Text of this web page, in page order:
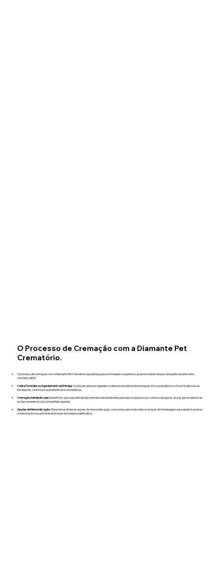
O Processo de Cremação com a Diamante Pet
Crematório.
O processo de cremação com a Diamante Pet Crematorio é projetado para ser tranquilo e respeitoso, proporcionando-lhe paz de espírito durante este
momento difícil.​
Coleta Domiciliar ou Agendamento de Entrega:Você pode optar por agendar a coleta do seu animal de estimação em sua residência ou trazê-lo até nossas
instalações, conforme sua preferência e conveniência.
Cremação Individualizada:Garantimos que cada animal seja cremado individualmente, para que você possa ter a certeza de que as cinzas que receberá são
exclusivamente do seu companheiro querido.
Opções de Memorialização:Oferecemos diversas opções de memorialização, como urnas personalizadas e serviços de homenagem, para ajudá-lo a honrar
a memória do seu animal de estimação de maneira significativa.